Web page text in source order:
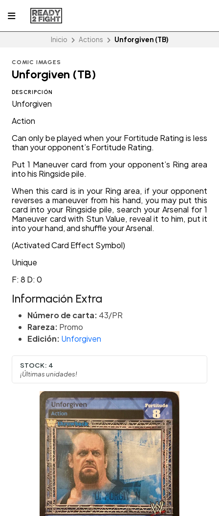
Inicio Actions Unforgiven (TB)
COMIC IMAGES
Unforgiven (TB)
DESCRIPCIÓN
Unforgiven
Action
Can only be played when your Fortitude Rating is less
than your opponent’s Fortitude Rating.
Put 1 Maneuver card from your opponent’s Ring area
into his Ringside pile.
When this card is in your Ring area, if your opponent
reverses a maneuver from his hand, you may put this
card into your Ringside pile, search your Arsenal for 1
Maneuver card with Stun Value, reveal it to him, put it
into your hand, and shuffle your Arsenal.
(Activated Card Effect Symbol)
Unique
F: 8 D: 0
Información Extra
Número de carta: 43/PR
Rareza: Promo
Edición: Unforgiven
STOCK: 4
¡Últimas unidades!